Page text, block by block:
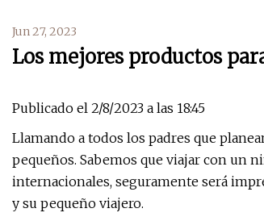
Jun 27, 2023
Los mejores productos
Publicado el 2/8/2023 a las 18:45
Llamando a todos los padres que
pequeños. Sabemos que viajar con un
internacionales, seguramente será
y su pequeño viajero.